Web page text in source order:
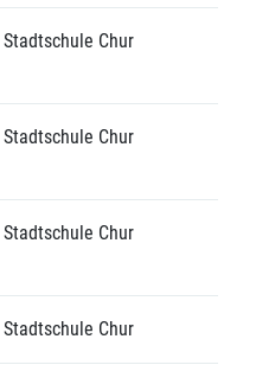
Stadtschule Chur
Stadtschule Chur
Stadtschule Chur
Stadtschule Chur